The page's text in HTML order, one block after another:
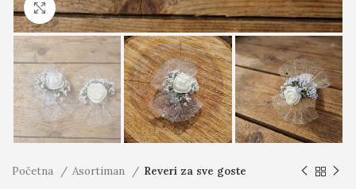
Click to enlarge
Početna Asortiman Reveri za sve goste